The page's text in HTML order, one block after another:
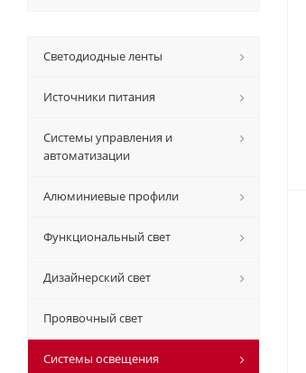
Светодиодные ленты
Источники питания
Системы управления и
автоматизации
Алюминиевые профили
Функциональный свет
Дизайнерский свет
Проявочный свет
Системы освещения